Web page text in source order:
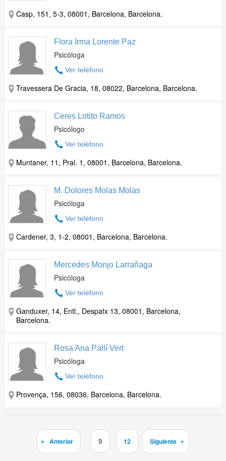
Casp, 151, 5-3, 08001, Barcelona, Barcelona.
Flora Irma Lorente Paz
Psicóloga
Ver teléfono
Travessera De Gracia, 18, 08022, Barcelona, Barcelona.
Ceres Lotito Ramos
Psicólogo
Ver teléfono
Muntaner, 11, Pral. 1, 08001, Barcelona, Barcelona.
M. Dolores Molas Molas
Psicóloga
Ver teléfono
Cardener, 3, 1-2, 08001, Barcelona, Barcelona.
Mercedes Monjo Larrañaga
Psicóloga
Ver teléfono
Ganduxer, 14, Entl., Despatx 13, 08001, Barcelona,
Barcelona.
Rosa Ana Pallí Vert
Psicóloga
Ver teléfono
Provença, 156, 08036, Barcelona, Barcelona.
Anterior 9 12 Siguiente